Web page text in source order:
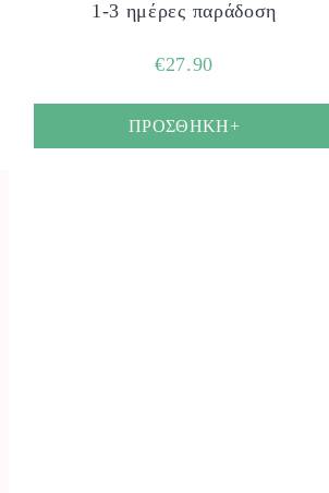
1-3 ημέρες παράδοση
€27.90
ΠΡΟΣΘΗΚΗ+